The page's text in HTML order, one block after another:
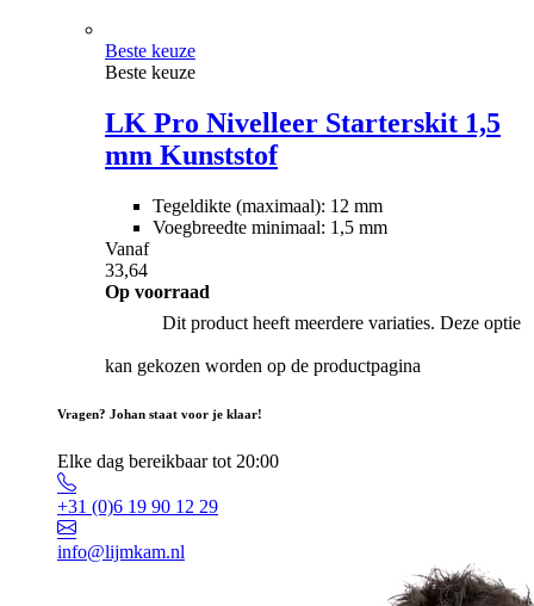
Beste keuze
Beste keuze
LK Pro Nivelleer Starterskit 1,5
mm Kunststof
Tegeldikte (maximaal): 12 mm
Voegbreedte minimaal: 1,5 mm
Vanaf
33,64
Op voorraad
Dit product heeft meerdere variaties. Deze optie
kan gekozen worden op de productpagina
Vragen? Johan staat voor je klaar!
Elke dag bereikbaar tot 20:00
+31 (0)6 19 90 12 29
info@lijmkam.nl